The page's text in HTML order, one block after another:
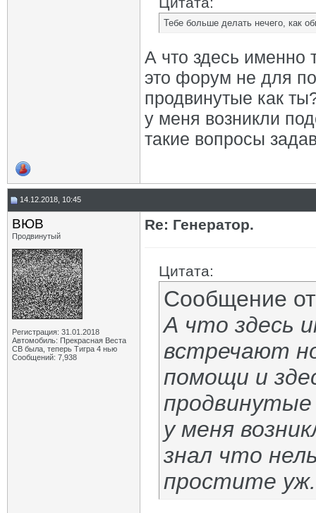
Тебе больше делать нечего, как
А что здесь именно
это форум не для
продвинутые как
у меня возникли
такие вопросы
14.12.2018, 10:45
ВЮВ
Продвинутый
Регистрация: 31.01.2018
Автомобиль: Прекрасная Веста
СВ была, теперь Тигра 4 нью
Сообщений: 7,938
Re: Генератор.
Цитата:
Сообщение
А что здесь
встречают
помощи и
у меня
знал что
простите уж.